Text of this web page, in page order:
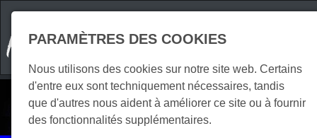
PARAMÈTRES DES COOKIES
Nous utilisons des cookies sur notre site web. Certains
d'entre eux sont techniquement nécessaires, tandis
que d'autres nous aident à améliorer ce site ou à fournir
des fonctionnalités supplémentaires.